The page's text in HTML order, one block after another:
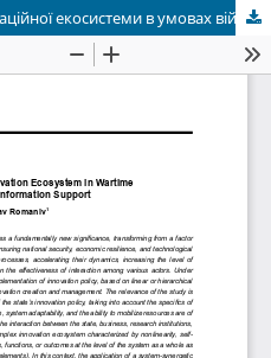
Синергетична модель інноваційної екосистеми в умовах війни та її інформаційне забезпечення